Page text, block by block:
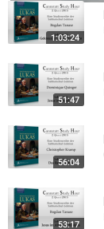
1:03:24
51:47
56:04
53:17